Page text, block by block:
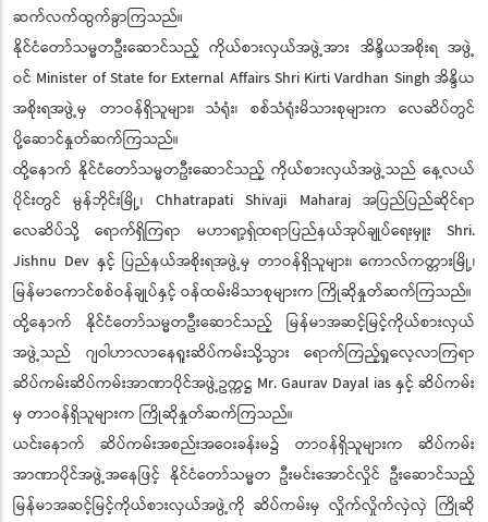
ဆက်လက်ထွက်ခွာကြသည်။
နိုင်ငံတော်သမ္မတဦးဆောင်သည့် ကိုယ်စားလှယ်အဖွဲ့အား အိန္ဒိယအစိုးရ အဖွဲ့
ဝင် Minister of State for External Affairs Shri Kirti Vardhan Singh အိန္ဒိယ
အစိုးရအဖွဲ့မှ တာဝန်ရှိသူများ၊ သံရုံး၊ စစ်သံရုံးမိသားစုများက လေဆိပ်တွင်
ပို့ဆောင်နှုတ်ဆက်ကြသည်။
ထို့နောက် နိုင်ငံတော်သမ္မတဦးဆောင်သည့် ကိုယ်စားလှယ်အဖွဲ့သည် နေ့လယ်
ပိုင်းတွင် မွန်ဘိုင်းမြို့၊ Chhatrapati Shivaji Maharaj အပြည်ပြည်ဆိုင်ရာ
လေဆိပ်သို့ ရောက်ရှိကြရာ မဟာရာ့ရှ်ထရာပြည်နယ်အုပ်ချုပ်ရေးမှူး Shri.
Jishnu Dev နှင့် ပြည်နယ်အစိုးရအဖွဲ့မှ တာဝန်ရှိသူများ၊ ကောလ်ကတ္တားမြို့၊
မြန်မာကောင်စစ်ဝန်ချုပ်နှင့် ဝန်ထမ်းမိသာစုများက ကြိုဆိုနှုတ်ဆက်ကြသည်။
ထို့နောက် နိုင်ငံတော်သမ္မတဦးဆောင်သည့် မြန်မာအဆင့်မြင့်ကိုယ်စားလှယ်
အဖွဲ့သည် ဂျဝါဟာလာနေရူးဆိပ်ကမ်းသို့သွား ရောက်ကြည့်ရှုလေ့လာကြရာ
ဆိပ်ကမ်းဆိပ်ကမ်းအာဏာပိုင်အဖွဲ့ဥက္ကဋ္ဌ Mr. Gaurav Dayal ias နှင့် ဆိပ်ကမ်း
မှ တာဝန်ရှိသူများက ကြိုဆိုနှုတ်ဆက်ကြသည်။
ယင်းနောက် ဆိပ်ကမ်းအစည်းအဝေးခန်းမ၌ တာဝန်ရှိသူများက ဆိပ်ကမ်း
အာဏာပိုင်အဖွဲ့အနေဖြင့် နိုင်ငံတော်သမ္မတ ဦးမင်းအောင်လှိုင် ဦးဆောင်သည့်
မြန်မာအဆင့်မြင့်ကိုယ်စားလှယ်အဖွဲ့ကို ဆိပ်ကမ်းမှ လှိုက်လှိုက်လှဲလှဲ ကြိုဆို